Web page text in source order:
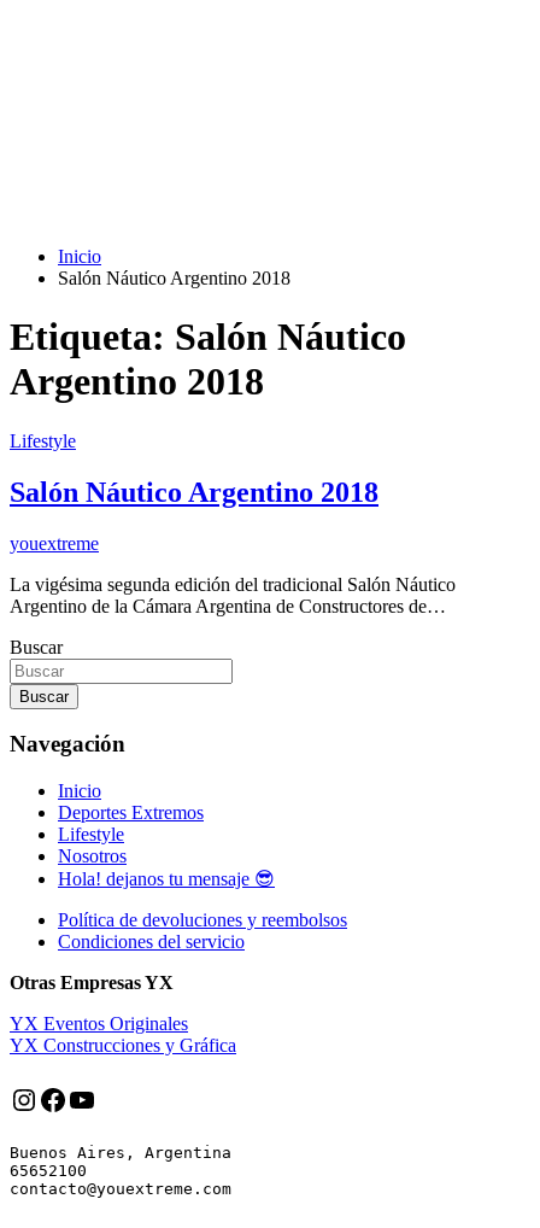
Inicio
Salón Náutico Argentino 2018
Etiqueta: Salón Náutico
Argentino 2018
Lifestyle
Salón Náutico Argentino 2018
youextreme
La vigésima segunda edición del tradicional Salón Náutico
Argentino de la Cámara Argentina de Constructores de…
Buscar
Buscar
Navegación
Inicio
Deportes Extremos
Lifestyle
Nosotros
Hola! dejanos tu mensaje 😎
Política de devoluciones y reembolsos
Condiciones del servicio
Otras Empresas YX
YX Eventos Originales
YX Construcciones y Gráfica
Instagram
Facebook
YouTube
Buenos Aires, Argentina
65652100